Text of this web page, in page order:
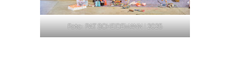
Foto: PAT SCHEIDEMANN | 2025